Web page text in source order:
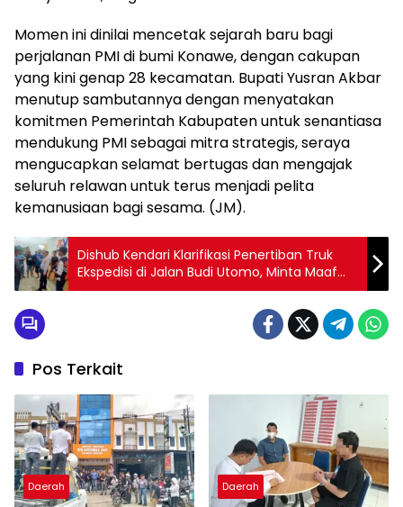
Momen ini dinilai mencetak sejarah baru bagi
perjalanan PMI di bumi Konawe, dengan cakupan
yang kini genap 28 kecamatan. Bupati Yusran Akbar
menutup sambutannya dengan menyatakan
komitmen Pemerintah Kabupaten untuk senantiasa
mendukung PMI sebagai mitra strategis, seraya
mengucapkan selamat bertugas dan mengajak
seluruh relawan untuk terus menjadi pelita
kemanusiaan bagi sesama. (JM).
Dishub Kendari Klarifikasi Penertiban Truk
Ekspedisi di Jalan Budi Utomo, Minta Maaf
atas Komunikasi yang Dinilai Keras
Pos Terkait
Daerah Daerah